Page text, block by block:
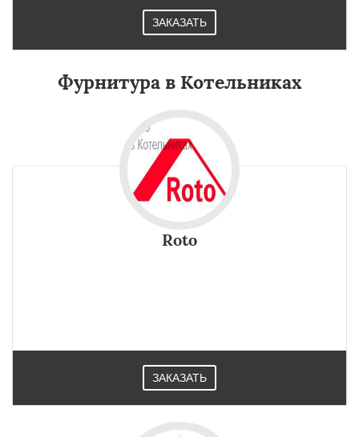
ЗАКАЗАТЬ
Фурнитура в Котельниках
Roto
ЗАКАЗАТЬ